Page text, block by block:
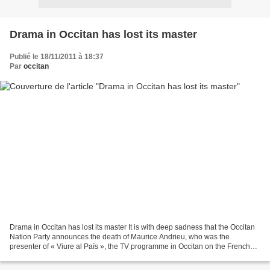
Drama in Occitan has lost its master
Publié le 18/11/2011 à 18:37
Par occitan
Drama in Occitan has lost its master It is with deep sadness that the Occitan
Nation Party announces the death of Maurice Andrieu, who was the
presenter of « Viure al País », the TV programme in Occitan on the French